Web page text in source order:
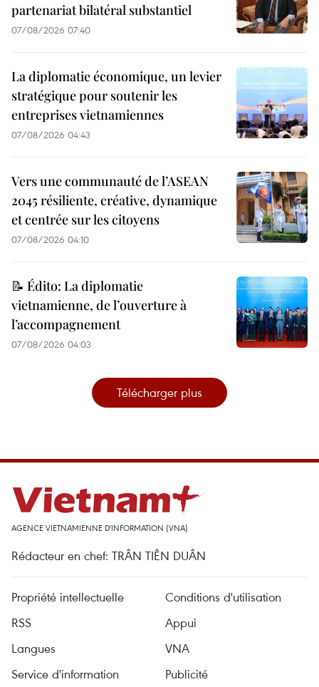
partenariat bilatéral substantiel
07/08/2026 07:40
La diplomatie économique, un levier
stratégique pour soutenir les
entreprises vietnamiennes
07/08/2026 04:43
Vers une communauté de l’ASEAN
2045 résiliente, créative, dynamique
et centrée sur les citoyens
07/08/2026 04:10
📝 Édito: La diplomatie
vietnamienne, de l’ouverture à
l’accompagnement
07/08/2026 04:03
Télécharger plus
AGENCE VIETNAMIENNE D'INFORMATION (VNA)
Rédacteur en chef: TRÂN TIÊN DUÂN
Propriété intellectuelle
Conditions d'utilisation
RSS
Appui
Langues
VNA
Service d'information
Publicité